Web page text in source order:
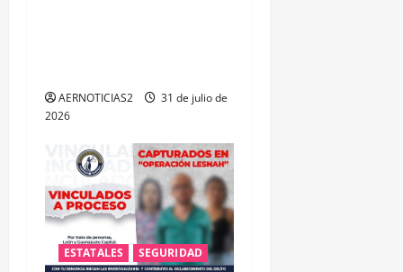
AERNOTICIAS2
31 de julio de
2026
ESTATALES SEGURIDAD